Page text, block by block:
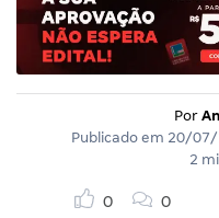
Por
Publicado em 20/07/
2
0 0